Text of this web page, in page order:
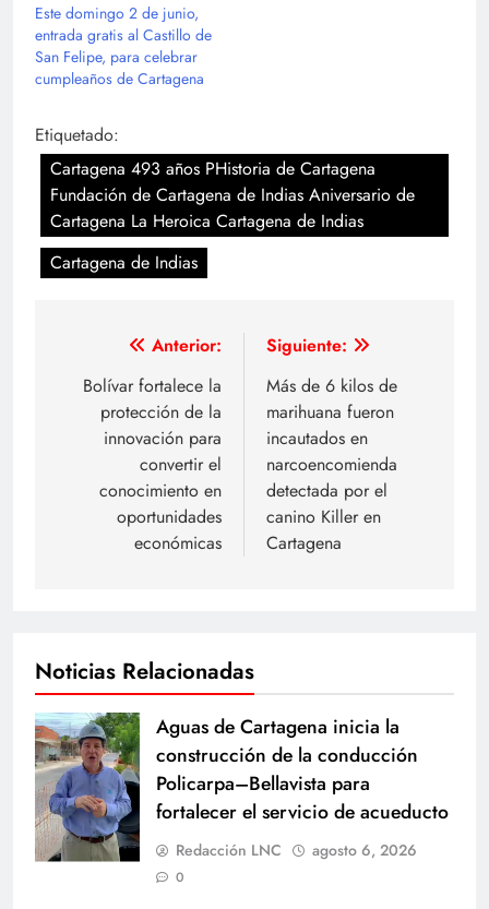
Este domingo 2 de junio,
entrada gratis al Castillo de
San Felipe, para celebrar
cumpleaños de Cartagena
Etiquetado:
Cartagena 493 años PHistoria de Cartagena
Fundación de Cartagena de Indias Aniversario de
Cartagena La Heroica Cartagena de Indias
Cartagena de Indias
Navegación
de
entradas
Anterior:
Bolívar fortalece la
protección de la
innovación para
convertir el
conocimiento en
oportunidades
económicas
Siguiente:
Más de 6 kilos de
marihuana fueron
incautados en
narcoencomienda
detectada por el
canino Killer en
Cartagena
Noticias Relacionadas
Aguas de Cartagena inicia la
construcción de la conducción
Policarpa–Bellavista para
fortalecer el servicio de acueducto
Redacción LNC agosto 6, 2026
0